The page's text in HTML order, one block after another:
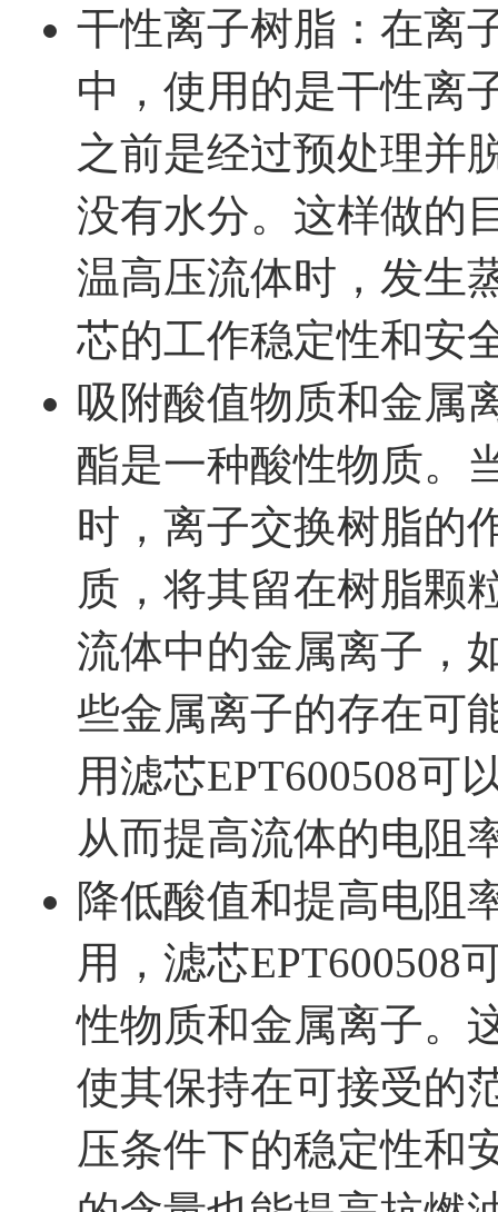
干性离子树脂：在离
中，使用的是干性离
之前是经过预处理并
没有水分。这样做的
温高压流体时，发生
芯的工作稳定性和安
吸附酸值物质和金属
酯是一种酸性物质。
时，离子交换树脂的
质，将其留在树脂颗
流体中的金属离子，
些金属离子的存在可
用滤芯EPT600508可
从而提高流体的电阻
降低酸值和提高电阻
用，滤芯EPT600508
性物质和金属离子。
使其保持在可接受的
压条件下的稳定性和